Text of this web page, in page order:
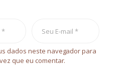
dados neste navegador para
que eu comentar.